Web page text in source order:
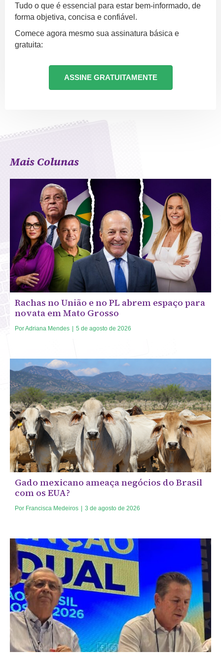
Tudo o que é essencial para estar bem-informado, de
forma objetiva, concisa e confiável.
Comece agora mesmo sua assinatura básica e
gratuita:
ASSINE GRATUITAMENTE
Mais Colunas
Rachas no União e no PL abrem espaço para
novata em Mato Grosso
PorAdriana Mendes | 5 de agosto de 2026
Gado mexicano ameaça negócios do Brasil
com os EUA?
Por Francisca Medeiros | 3 de agosto de 2026